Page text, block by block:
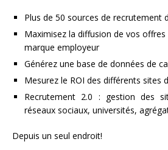
Plus de 50 sources de recrutement
Maximisez la diffusion de vos offres
marque employeur
Générez une base de données de
Mesurez le ROI des différents sites
Recrutement 2.0 : gestion des
réseaux sociaux, universités,
Depuis un seul endroit!